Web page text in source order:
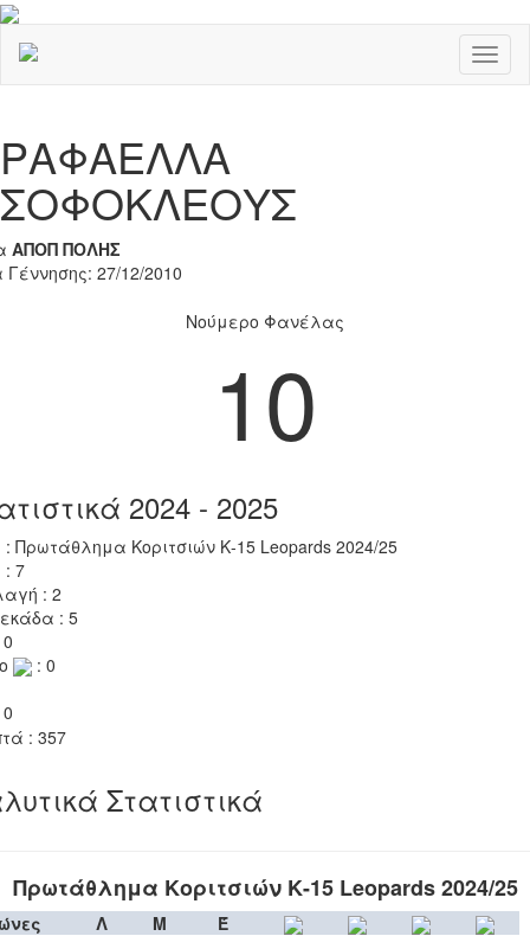
ΡΑΦΑΕΛΛΑ
ΣΟΦΟΚΛΕΟΥΣ
ΑΠΟΠ ΠΟΛΗΣ
Γέννησης: 27/12/2010
Νούμερο Φανέλας
10
2024 - 2025
: Πρωτάθλημα Κοριτσιών Κ-15 Leopards 2024/25
: 7
: 2
: 5
: 0
: 357
Στατιστικά
Πρωτάθλημα Κοριτσιών Κ-15 Leopards 2024/25
Λ Μ
Έ